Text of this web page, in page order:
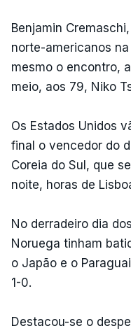
Benjamin
norte-americanos
mesmo o encontro,
meio, aos 79, Niko
Os Estados Unidos
final o vencedor do
Coreia do Sul, que
noite, horas de
No derradeiro dia
Noruega tinham
o Japão e o
1-0.
Destacou-se o